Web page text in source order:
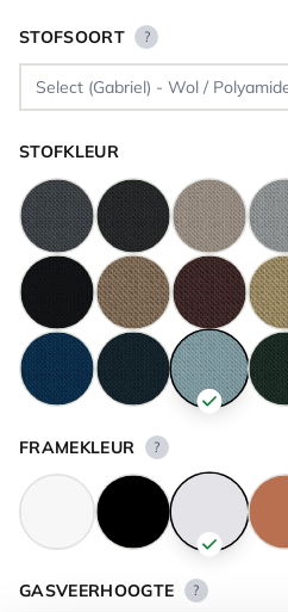
STOFSOORT ?
STOFKLEUR
FRAMEKLEUR ?
GASVEERHOOGTE ?